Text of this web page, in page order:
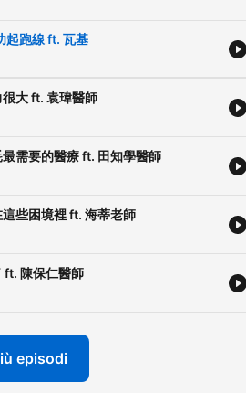
起跑線 ft. 瓦基
大 ft. 袁瑋醫師
需要的醫療 ft. 田知學醫師
些困境裡 ft. 海蒂老師
ft. 陳保仁醫師
episodi